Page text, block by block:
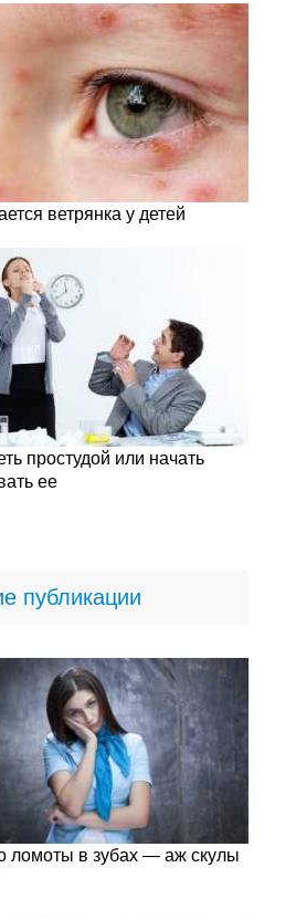
ветрянка у детей
простудой или начать
ее
публикации
ломоты в зубах — аж скулы